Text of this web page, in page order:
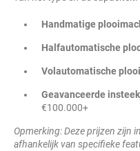
Handmatige
Halfautomatische
Volautomatische
Geavanceerde
€100.000+
Opmerking: Deze prijzen zijn
afhankelijk van specifieke